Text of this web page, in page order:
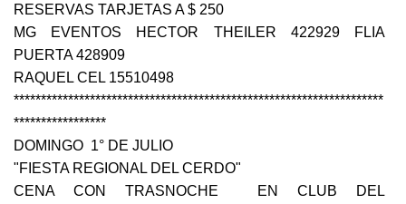
RESERVAS TARJETAS A $ 250
MG EVENTOS HECTOR THEILER 422929 FLIA
PUERTA 428909
RAQUEL CEL 15510498
********************************************************************
*****************
DOMINGO 1° DE JULIO
"FIESTA REGIONAL DEL CERDO"
CENA CON TRASNOCHE EN CLUB DEL